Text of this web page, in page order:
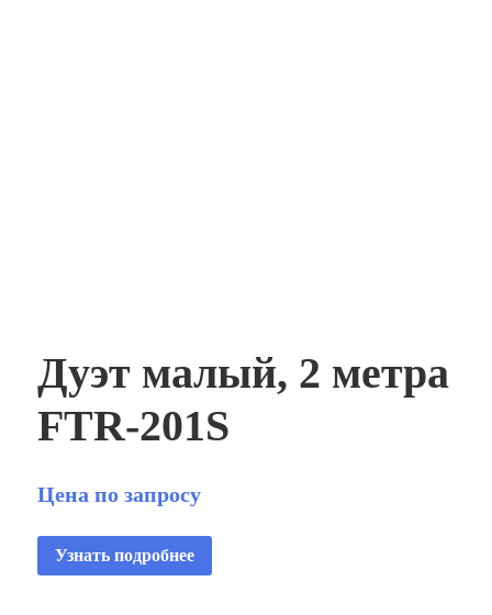
Дуэт малый, 2 метра
FTR‑201S
Цена по запросу
Узнать подробнее